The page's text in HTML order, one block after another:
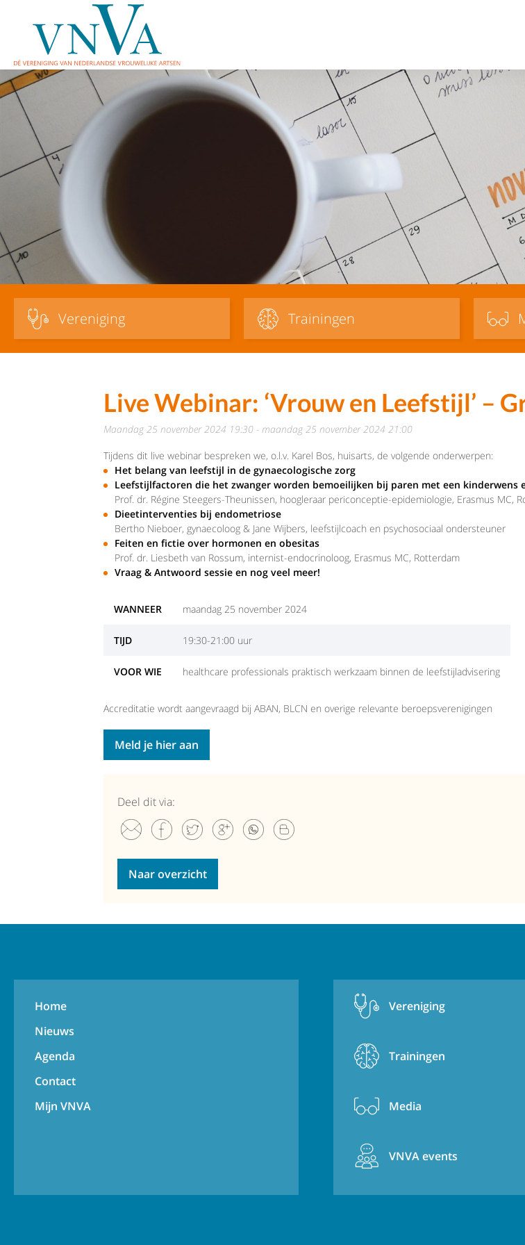
Vereniging Trainingen
Live Webinar: ‘Vrouw en Leefstijl’ –
maandag 25 november 2024 19:30 - maandag 25 november 2024 21:00
Tijdens dit live webinar bespreken we, o.l.v. Karel Bos, huisarts, de volgende onderwerpen:
Het belang van leefstijl in de gynaecologische zorg
Leefstijlfactoren die het zwanger worden bemoeilijken bij paren met een kinderwens
Prof. dr. Régine Steegers-Theunissen, hoogleraar periconceptie-epidemiologie, Erasmus MC,
Dieetinterventies bij endometriose
Bertho Nieboer, gynaecoloog & Jane Wijbers, leefstijlcoach en psychosociaal ondersteuner
Feiten en fictie over hormonen en obesitas
Prof. dr. Liesbeth van Rossum, internist-endocrinoloog, Erasmus MC, Rotterdam
Vraag & Antwoord sessie en nog veel meer!
WANNEER maandag 25 november 2024
TIJD 19:30-21:00 uur
VOOR WIE healthcare professionals praktisch werkzaam binnen de leefstijladvisering
Accreditatie wordt aangevraagd bij ABAN, BLCN en overige relevante beroepsverenigingen
Meld je hier aan
Deel dit via:
Naar overzicht
Home
Nieuws
Agenda
Contact
Mijn VNVA
Vereniging
Trainingen
Media
VNVA events